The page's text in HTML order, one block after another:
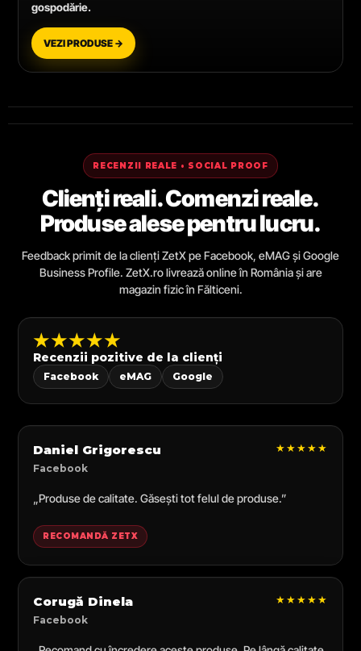
gospodărie.
VEZI PRODUSE →
RECENZII REALE • SOCIAL PROOF
Clienți reali. Comenzi reale.
Produse alese pentru lucru.
Feedback primit de la clienți ZetX pe Facebook, eMAG și Google
Business Profile. ZetX.ro livrează online în România și are
magazin fizic în Fălticeni.
★★★★★
Recenzii pozitive de la clienți
Facebook eMAG Google
Daniel Grigorescu
Facebook
★★★★★
„Produse de calitate. Găsești tot felul de produse.”
RECOMANDĂ ZETX
Corugă Dinela
Facebook
★★★★★